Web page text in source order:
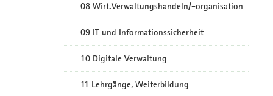
08 Wirt.Verwaltungshandeln/-organisation
09 IT und Informationssicherheit
10 Digitale Verwaltung
11 Lehrgänge, Weiterbildung